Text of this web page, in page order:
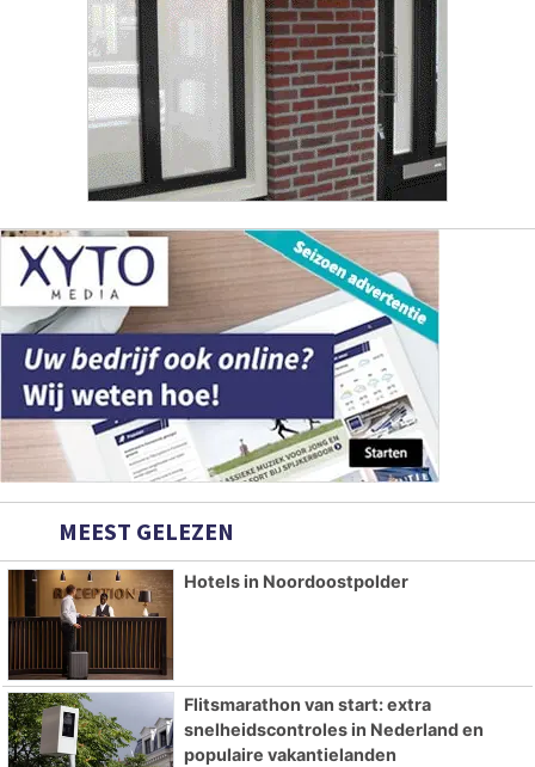
MEEST GELEZEN
Hotels in Noordoostpolder
Flitsmarathon van start: extra
snelheidscontroles in Nederland en
populaire vakantielanden